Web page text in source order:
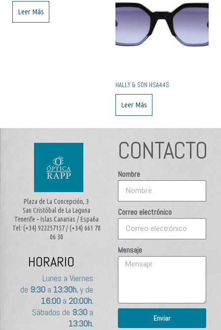
Leer Más
HALLY & SON HSA44S
Leer Más
Plaza de La Concepción, 3
San Cristóbal de La Laguna
Tenerife – Islas Canarias / España
Tel: (+34) 922257157 / (+34) 661 78
06 30
HORARIO
Lunes a Viernes
de 9:30a 13:30h.y de
16:00a 20:00h.
Sábados de 9:30a
13:30h.
CONTACTO
Nombre
Correo electrónico
Mensaje
Enviar